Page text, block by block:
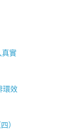
真實
環效
）